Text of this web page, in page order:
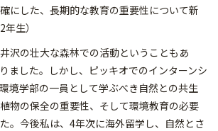
にした、長期的な教育の重要性について新
生）
沢の壮大な森林での活動ということもあ
ました。しかし、ピッキオでのインターンシ
境学部の一員として学ぶべき自然との共生
物の保全の重要性、そして環境教育の必要
。今後私は、4年次に海外留学し、自然とさ